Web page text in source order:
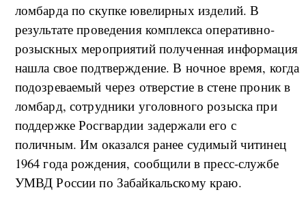
ломбарда по скупке ювелирных изделий. В
результате проведения комплекса оперативно-
розыскных мероприятий полученная информация
нашла свое подтверждение. В ночное время, когда
подозреваемый через отверстие в стене проник в
ломбард, сотрудники уголовного розыска при
поддержке Росгвардии задержали его с
поличным. Им оказался ранее судимый читинец
1964 года рождения, сообщили в пресс-службе
УМВД России по Забайкальскому краю.